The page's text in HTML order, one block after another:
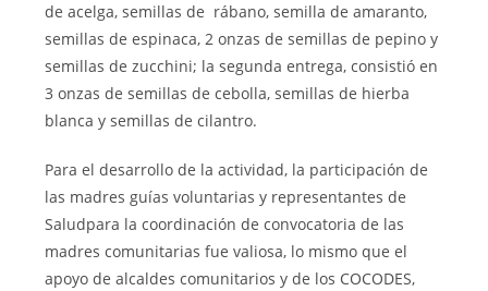
de acelga, semillas de rábano, semilla de amaranto,
semillas de espinaca, 2 onzas de semillas de pepino y
semillas de zucchini; la segunda entrega, consistió en
3 onzas de semillas de cebolla, semillas de hierba
blanca y semillas de cilantro.
Para el desarrollo de la actividad, la participación de
las madres guías voluntarias y representantes de
Saludpara la coordinación de convocatoria de las
madres comunitarias fue valiosa, lo mismo que el
apoyo de alcaldes comunitarios y de los COCODES,